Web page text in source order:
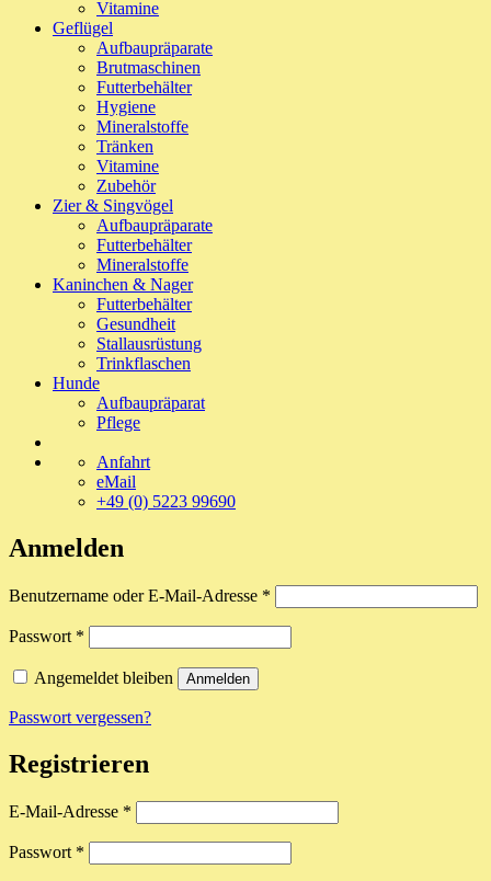
Vitamine
Geflügel
Aufbaupräparate
Brutmaschinen
Futterbehälter
Hygiene
Mineralstoffe
Tränken
Vitamine
Zubehör
Zier & Singvögel
Aufbaupräparate
Futterbehälter
Mineralstoffe
Kaninchen & Nager
Futterbehälter
Gesundheit
Stallausrüstung
Trinkflaschen
Hunde
Aufbaupräparat
Pflege
Anfahrt
eMail
+49 (0) 5223 99690
Anmelden
Benutzername oder E-Mail-Adresse *
Passwort *
Angemeldet bleiben Anmelden
Passwort vergessen?
Registrieren
E-Mail-Adresse *
Passwort *